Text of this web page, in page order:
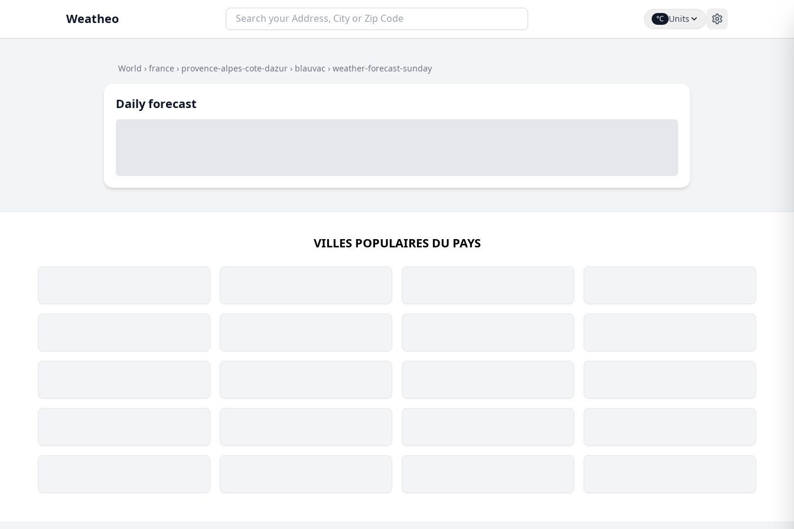
Weatheo °C Units
World › france › provence-alpes-cote-dazur › blauvac › weather-forecast-sunday
Daily forecast
VILLES POPULAIRES DU PAYS